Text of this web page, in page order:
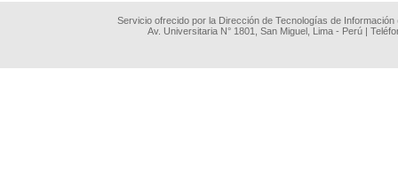
Servicio ofrecido por la Dirección de Tecnologías de
Av. Universitaria N° 1801, San Miguel, Lima - Perú |